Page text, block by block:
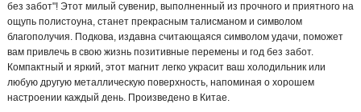
без забот"! Этот милый сувенир, выполненный из прочного и приятного на
ощупь полистоуна, станет прекрасным талисманом и символом
благополучия. Подкова, издавна считающаяся символом удачи, поможет
вам привлечь в свою жизнь позитивные перемены и год без забот.
Компактный и яркий, этот магнит легко украсит ваш холодильник или
любую другую металлическую поверхность, напоминая о хорошем
настроении каждый день. Произведено в Китае.